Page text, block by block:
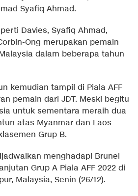
Syafiq Ahmad.
Davies, Syafiq Ahmad,
Ong merupakan pemain
dalam beberapa tahun
kemudian tampil di Piala AFF
pemain dari JDT. Meski begitu
untuk sementara meraih dua
atas Myanmar dan Laos
Grup B.
menghadapi Brunei
Grup A Piala AFF 2022 di
Malaysia, Senin (26/12).